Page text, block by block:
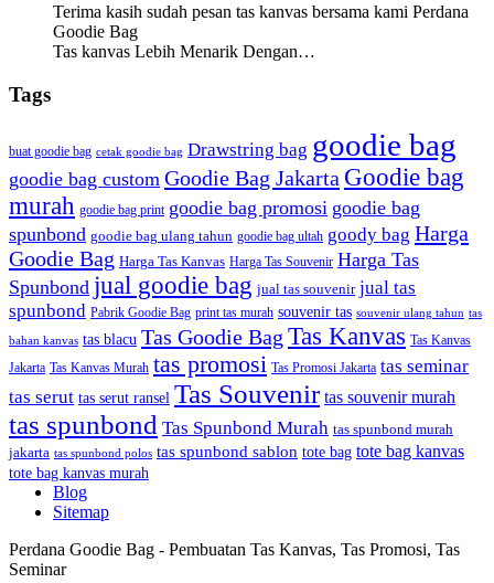
Terima kasih sudah pesan tas kanvas bersama kami Perdana
Goodie Bag
Tas kanvas Lebih Menarik Dengan…
Tags
buat goodie bag cetak goodie bag Drawstring bag goodie bag
goodie bag custom Goodie Bag Jakarta Goodie bag
murah goodie bag print goodie bag promosi goodie bag
spunbond goodie bag ulang tahun goodie bag ultah goody bag Harga
Goodie Bag Harga Tas Kanvas Harga Tas Souvenir Harga Tas
Spunbond jual goodie bag jual tas souvenir jual tas
spunbond Pabrik Goodie Bag print tas murah souvenir tas souvenir ulang tahun tas
bahan kanvas tas blacu Tas Goodie Bag Tas Kanvas Tas Kanvas
Jakarta Tas Kanvas Murah tas promosi Tas Promosi Jakarta tas seminar
tas serut tas serut ransel Tas Souvenir tas souvenir murah
tas spunbond Tas Spunbond Murah tas spunbond murah
jakarta tas spunbond polos tas spunbond sablon tote bag tote bag kanvas
tote bag kanvas murah
Blog
Sitemap
Perdana Goodie Bag - Pembuatan Tas Kanvas, Tas Promosi, Tas
Seminar